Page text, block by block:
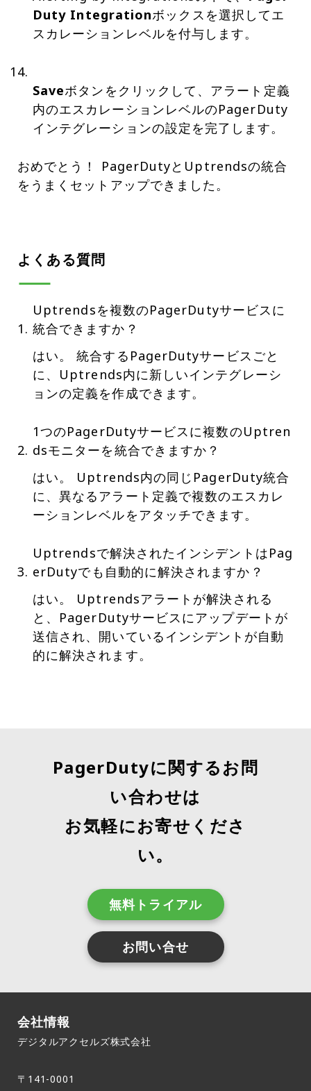
Duty Integrationボックスを選択してエ
スカレーションレベルを付与します。
Saveボタンをクリックして、アラート定義
内のエスカレーションレベルのPagerDuty
インテグレーションの設定を完了します。
おめでとう！ PagerDutyとUptrendsの統合
をうまくセットアップできました。
よくある質問
Uptrendsを複数のPagerDutyサービスに
統合できますか？
はい。 統合するPagerDutyサービスごと
に、Uptrends内に新しいインテグレーシ
ョンの定義を作成できます。
1つのPagerDutyサービスに複数のUptren
dsモニターを統合できますか？
はい。 Uptrends内の同じPagerDuty統合
に、異なるアラート定義で複数のエスカレ
ーションレベルをアタッチできます。
Uptrendsで解決されたインシデントはPag
erDutyでも自動的に解決されますか？
はい。 Uptrendsアラートが解決される
と、PagerDutyサービスにアップデートが
送信され、開いているインシデントが自動
的に解決されます。
PagerDutyに関するお問
い合わせは
お気軽にお寄せくださ
い。
無料トライアル
お問い合せ
会社情報
デジタルアクセルズ株式会社
〒141-0001